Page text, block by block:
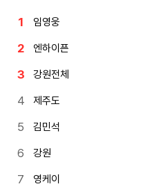
임영웅
엔하이픈
강원전체
제주도
김민석
강원
영케이